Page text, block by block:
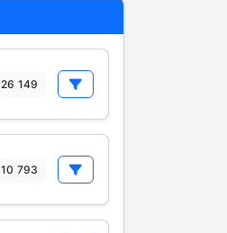
26 149
10 793